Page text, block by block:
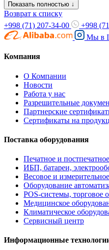
Показать полностью ↓
Возврат к списку
+998 (71) 207-34-00
+998
Мы в
Компания
О Компании
Новости
Работа у нас
Разрешительные
Партнерские
Сертификаты на
Поставка оборудования
Печатное и
ИБП, батареи,
Весовое и
Оборудование
POS-системы, торговое
Медицинское
Климатическое
Сервисный центр
Информационные